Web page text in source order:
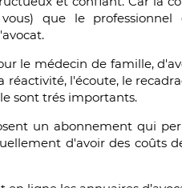
que le
le médecin de famille,
réactivité, l'écoute, le
sont trés importants.
un abonnement qui
d'avoir des coûts